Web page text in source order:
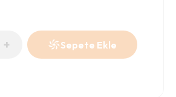
+ Sepete Ekle